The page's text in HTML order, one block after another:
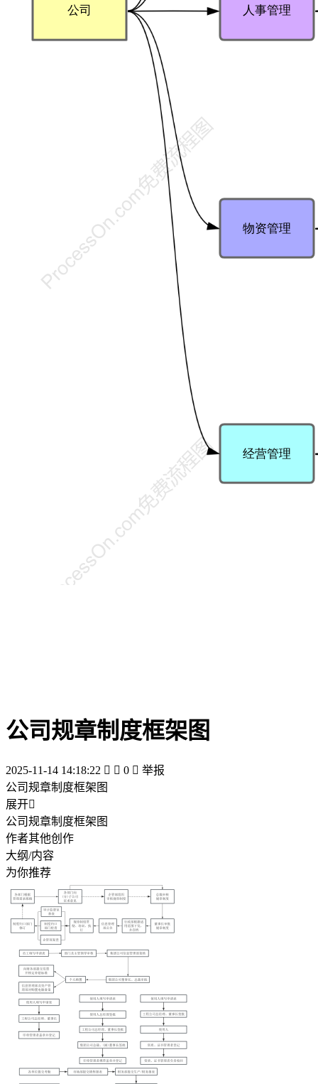
公司规章制度框架图
2025-11-14 14:18:22   0  举报
公司规章制度框架图
展开
公司规章制度框架图
作者其他创作
大纲/内容
为你推荐